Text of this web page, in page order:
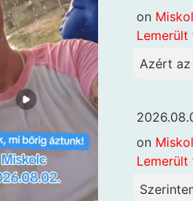
on
Azért az
on